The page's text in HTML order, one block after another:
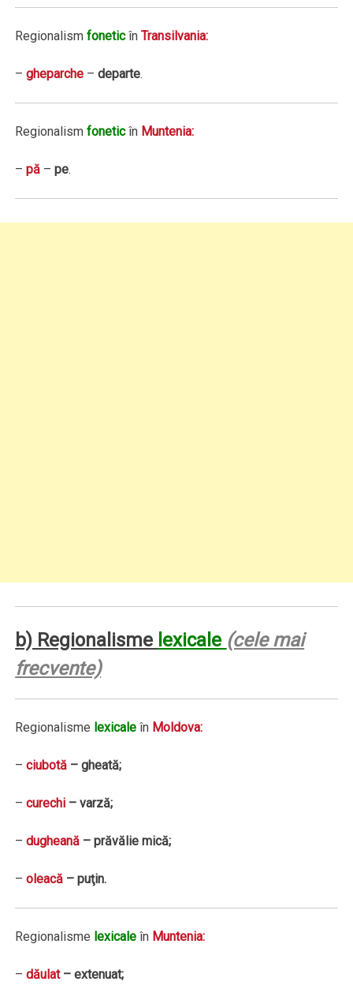
RegionalismfoneticînTransilvania:
–gheparche –departe.
Regionalismfoneticîn Muntenia:
–pă –pe.
b) Regionalisme lexicale (cele mai
frecvente)
Regionalisme lexicale în Moldova:
–ciubotă – gheată;
–curechi – varză;
–dugheană – prăvălie mică;
–oleacă – puţin.
Regionalisme lexicale în Muntenia:
–dăulat– extenuat;